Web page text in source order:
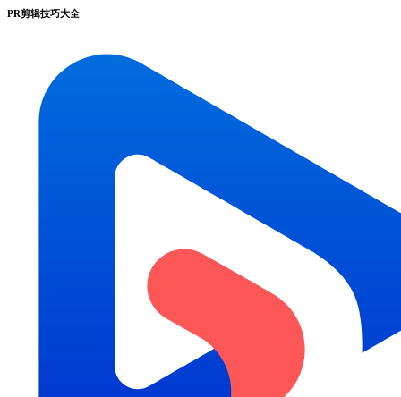
PR剪辑技巧大全